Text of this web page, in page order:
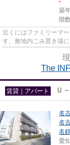
築
階
近くにはファミリーマ
す。敷地内ごみ置き場
The
賃貸｜アパート Ｕ
名
名
名
愛